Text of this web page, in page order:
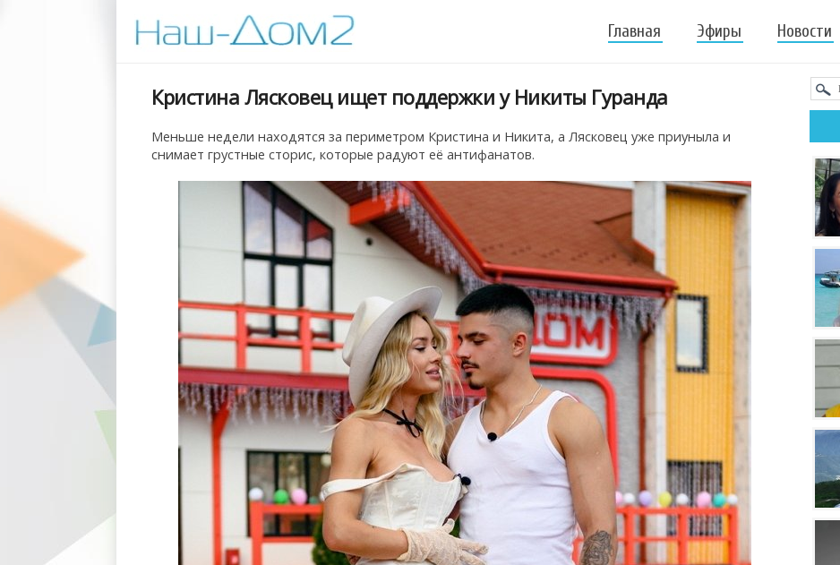
Главная Эфиры Новости
Кристина Лясковец ищет поддержки у Никиты Гуранда
Меньше недели находятся за периметром Кристина и Никита, а Лясковец уже приуныла и
снимает грустные сторис, которые радуют её антифанатов.